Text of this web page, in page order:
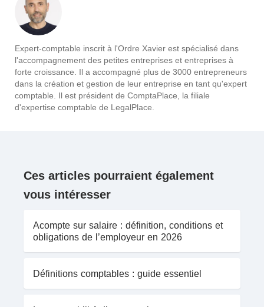
Expert-comptable inscrit à l'Ordre Xavier est spécialisé dans
l'accompagnement des petites entreprises et entreprises à
forte croissance. Il a accompagné plus de 3000 entrepreneurs
dans la création et gestion de leur entreprise en tant qu'expert
comptable. Il est président de ComptaPlace, la filiale
d'expertise comptable de LegalPlace.
Ces articles pourraient également
vous intéresser
Acompte sur salaire : définition, conditions et
obligations de l’employeur en 2026
Définitions comptables : guide essentiel